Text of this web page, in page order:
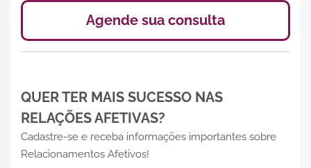
Agende sua consulta
QUER TER MAIS SUCESSO NAS
RELAÇÕES AFETIVAS?
Cadastre-se e receba informações importantes sobre
Relacionamentos Afetivos!